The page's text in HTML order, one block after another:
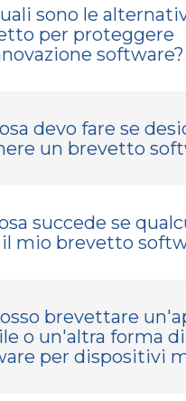
sono le
per proteggere
software?
devo fare se
un brevetto
succede se
mio brevetto
brevettare
o un'altra forma di
per dispositivi